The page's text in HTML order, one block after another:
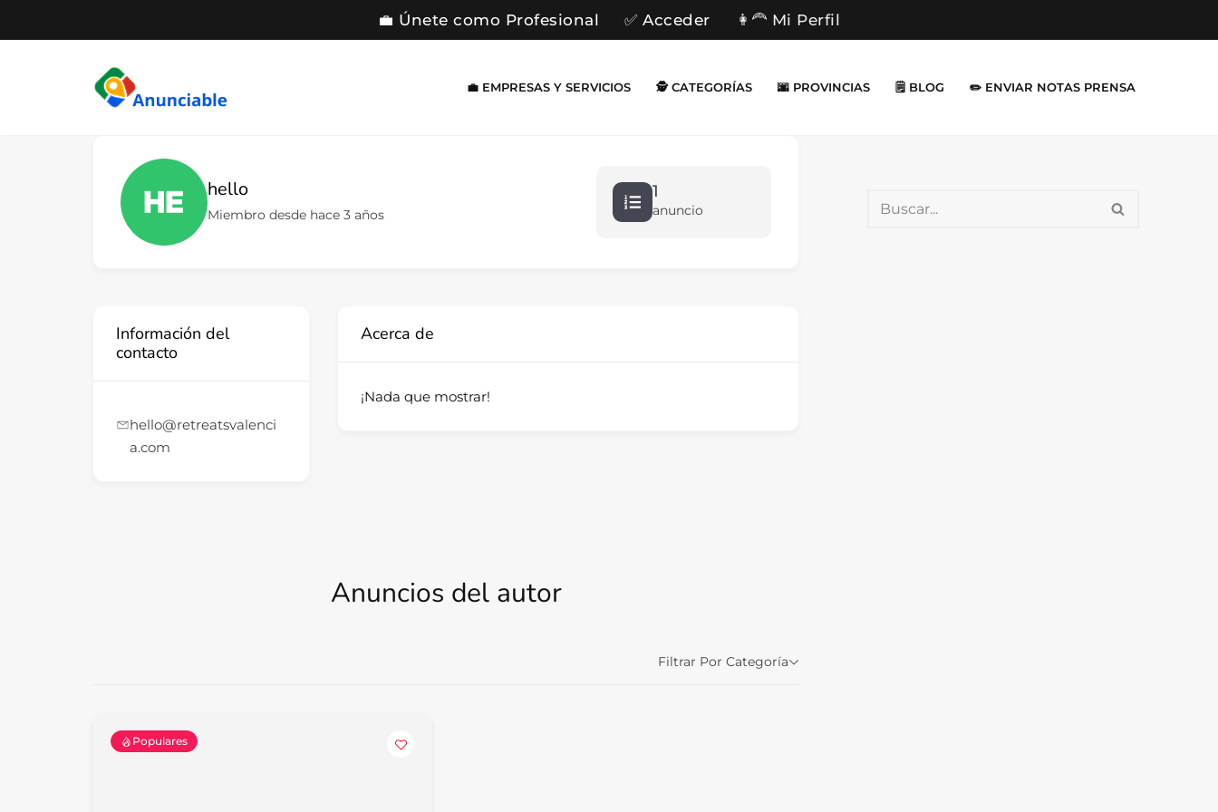
💼 Únete como Profesional ✅ Acceder 👩‍🦰 Mi Perfil
💼 EMPRESAS Y SERVICIOS 🕵️ CATEGORÍAS 🌆 PROVINCIAS 🗒️ BLOG ✏️ ENVIAR NOTAS PRENSA
hello
Miembro desde hace 3 años
1
anuncio
Información del
contacto
hello@retreatsvalenci
a.com
Acerca de
¡Nada que mostrar!
Anuncios del autor
Filtrar Por Categoría
Populares